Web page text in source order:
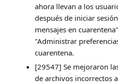
ahora llevan a los
después de iniciar
mensajes en
"Administrar
cuarentena.
[29547] Se mejoraron
de archivos incorrectos